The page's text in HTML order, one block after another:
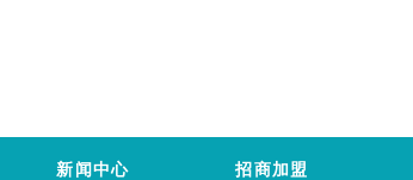
新闻中心 招商加盟